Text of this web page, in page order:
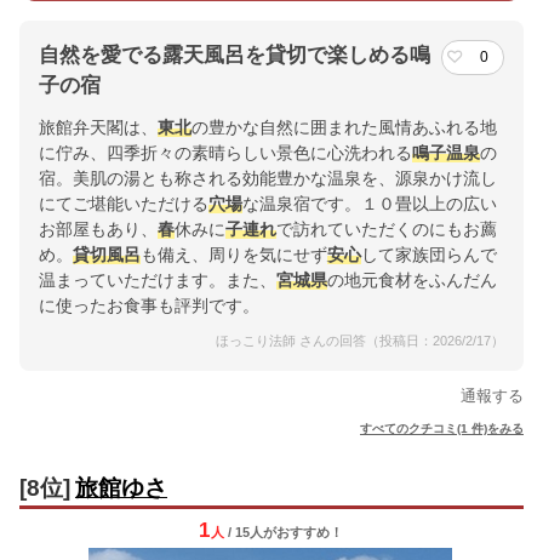
自然を愛でる露天風呂を貸切で楽しめる鳴
子の宿
0
旅館弁天閣は、 東北の豊かな自然に囲まれた風情あふれる地
に佇み、四季折々の素晴らしい景色に心洗われる鳴子温泉の
宿。美肌の湯とも称される効能豊かな温泉を、源泉かけ流し
にてご堪能いただける穴場な温泉宿です。１０畳以上の広い
お部屋もあり、 春休みに子連れで訪れていただくのにもお薦
め。 貸切風呂も備え、周りを気にせず安心して家族団らんで
温まっていただけます。また、 宮城県の地元食材をふんだん
に使ったお食事も評判です。
ほっこり法師 さんの回答（投稿日：2026/2/17）
通報する
すべてのクチコミ(1 件)をみる
[8位] 旅館ゆさ
1 人 / 15人がおすすめ！